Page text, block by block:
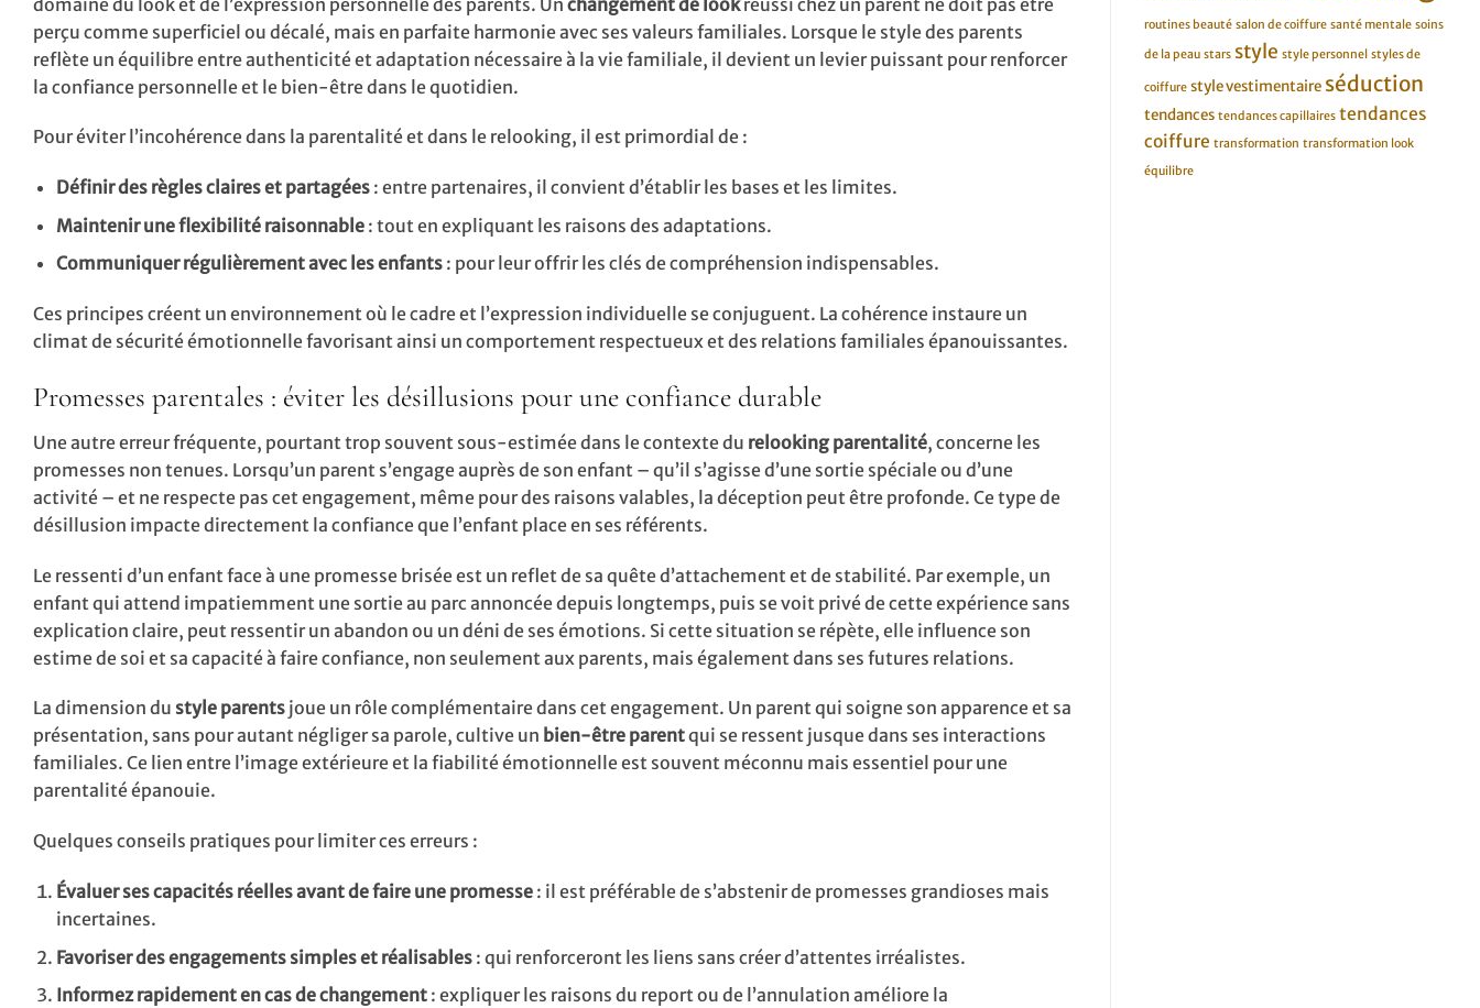
perçu comme superficiel ou décalé, mais en parfaite harmonie avec ses valeurs familiales. Lorsque le style des parents
reflète un équilibre entre authenticité et adaptation nécessaire à la vie familiale, il devient un levier puissant pour renforcer
la confiance personnelle et le bien-être dans le quotidien.
Pour éviter l’incohérence dans la parentalité et dans le relooking, il est primordial de :
Définir des règles claires et partagées: entre partenaires, il convient d’établir les bases et les limites.
Maintenir une flexibilité raisonnable: tout en expliquant les raisons des adaptations.
Communiquer régulièrement avec les enfants: pour leur offrir les clés de compréhension indispensables.
Ces principes créent un environnement où le cadre et l’expression individuelle se conjuguent. La cohérence instaure un
climat de sécurité émotionnelle favorisant ainsi un comportement respectueux et des relations familiales épanouissantes.
Promesses parentales : éviter les désillusions pour une confiance durable
Une autre erreur fréquente, pourtant trop souvent sous-estimée dans le contexte du relooking parentalité, concerne les
promesses non tenues. Lorsqu’un parent s’engage auprès de son enfant – qu’il s’agisse d’une sortie spéciale ou d’une
activité – et ne respecte pas cet engagement, même pour des raisons valables, la déception peut être profonde. Ce type de
désillusion impacte directement la confiance que l’enfant place en ses référents.
Le ressenti d’un enfant face à une promesse brisée est un reflet de sa quête d’attachement et de stabilité. Par exemple, un
enfant qui attend impatiemment une sortie au parc annoncée depuis longtemps, puis se voit privé de cette expérience sans
explication claire, peut ressentir un abandon ou un déni de ses émotions. Si cette situation se répète, elle influence son
estime de soi et sa capacité à faire confiance, non seulement aux parents, mais également dans ses futures relations.
La dimension du style parents joue un rôle complémentaire dans cet engagement. Un parent qui soigne son apparence et sa
présentation, sans pour autant négliger sa parole, cultive un bien-être parentqui se ressent jusque dans ses interactions
familiales. Ce lien entre l’image extérieure et la fiabilité émotionnelle est souvent méconnu mais essentiel pour une
parentalité épanouie.
Quelques conseils pratiques pour limiter ces erreurs :
Évaluer ses capacités réelles avant de faire une promesse: il est préférable de s’abstenir de promesses grandioses mais
incertaines.
Favoriser des engagements simples et réalisables: qui renforceront les liens sans créer d’attentes irréalistes.
Informez rapidement en cas de changement: expliquer les raisons du report ou de l’annulation améliore la
routines beauté salon de coiffure santé mentale soins
de la peau stars style style personnel styles de
coiffure style vestimentaire séduction
tendances tendances capillaires tendances
coiffure transformation transformation look
équilibre